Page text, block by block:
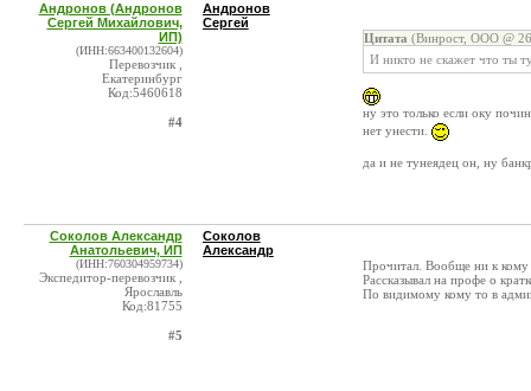
Андронов (Андронов
Сергей Михайлович,
ИП)
(ИНН:663400132604)
Перевозчик ,
Екатеринбург
Код:5460618
#4
Андронов
Сергей
Цитата (Винрост, ООО @
И никто не скажет что ты
ну это только если оку
нет унести.
да и не тунеядец он, ну
Соколов Александр
Анатольевич, ИП
(ИНН:760304959734)
Экспедитор-перевозчик ,
Ярославль
Код:81755
#5
Соколов
Александр
Прочитал. Вообще ни к кому
Рассказывал на профе о
По видимому кому то в